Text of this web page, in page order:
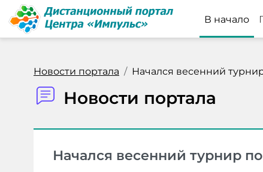
Перейти к основному содержанию
В начало
Новости портала
Начался весенний
Новости портала
Начался весенний турнир